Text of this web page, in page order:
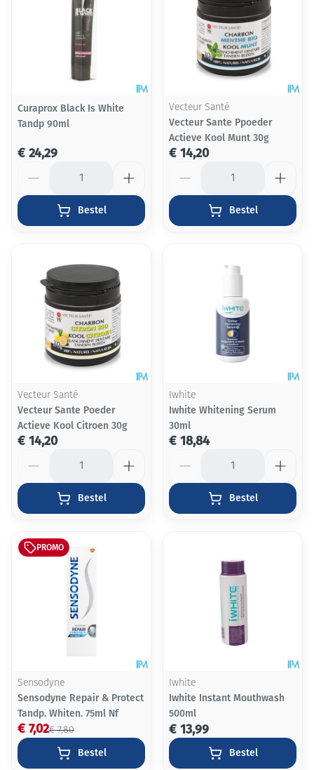
Curaprox Black Is White
Tandp 90ml
€ 24,29
Bestel
Vecteur Santé
Vecteur Sante Ppoeder
Actieve Kool Munt 30g
€ 14,20
Bestel
Vecteur Santé
Vecteur Sante Poeder
Actieve Kool Citroen 30g
€ 14,20
Bestel
Iwhite
Iwhite Whitening Serum
30ml
€ 18,84
Bestel
PROMO
Sensodyne
Sensodyne Repair & Protect
Tandp. Whiten. 75ml Nf
€ 7,80
€ 7,02
Bestel
Iwhite
Iwhite Instant Mouthwash
500ml
€ 13,99
Bestel